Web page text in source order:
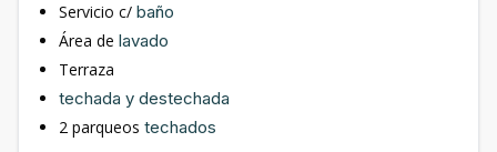
Servicio c/ baño
Área de lavado
Terraza
techada y destechada
2 parqueos techados